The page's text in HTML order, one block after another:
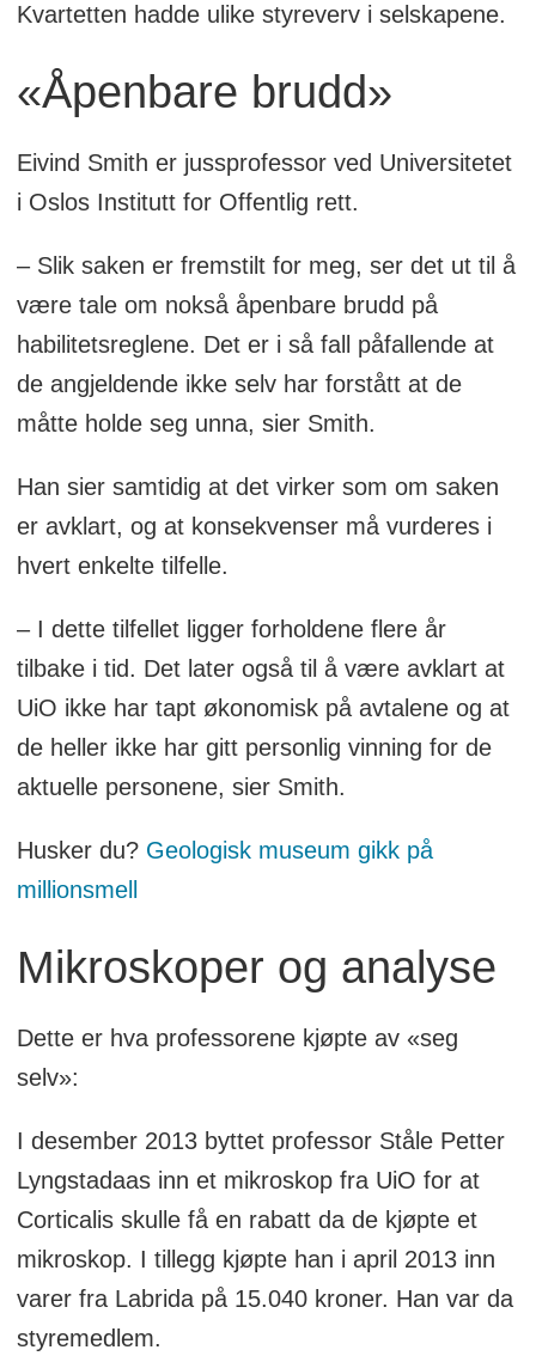
Kvartetten hadde ulike styreverv i selskapene.
«Åpenbare brudd»
Eivind Smith er jussprofessor ved Universitetet
i Oslos Institutt for Offentlig rett.
– Slik saken er fremstilt for meg, ser det ut til å
være tale om nokså åpenbare brudd på
habilitetsreglene. Det er i så fall påfallende at
de angjeldende ikke selv har forstått at de
måtte holde seg unna, sier Smith.
Han sier samtidig at det virker som om saken
er avklart, og at konsekvenser må vurderes i
hvert enkelte tilfelle.
– I dette tilfellet ligger forholdene flere år
tilbake i tid. Det later også til å være avklart at
UiO ikke har tapt økonomisk på avtalene og at
de heller ikke har gitt personlig vinning for de
aktuelle personene, sier Smith.
Husker du? Geologisk museum gikk på
millionsmell
Mikroskoper og analyse
Dette er hva professorene kjøpte av «seg
selv»:
I desember 2013 byttet professor Ståle Petter
Lyngstadaas inn et mikroskop fra UiO for at
Corticalis skulle få en rabatt da de kjøpte et
mikroskop. I tillegg kjøpte han i april 2013 inn
varer fra Labrida på 15.040 kroner. Han var da
styremedlem.